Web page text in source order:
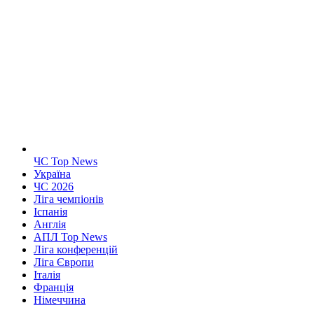
ЧС Top News
Україна
ЧС 2026
Ліга чемпіонів
Іспанія
Англія
АПЛ Top News
Ліга конференцій
Ліга Європи
Італія
Франція
Німеччина